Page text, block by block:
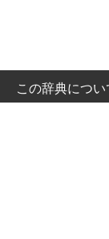
この辞典につい